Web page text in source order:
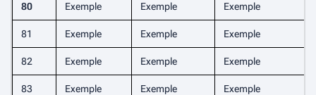
80 Exemple Exemple Exemple
81 Exemple Exemple Exemple
82 Exemple Exemple Exemple
83 Exemple Exemple Exemple